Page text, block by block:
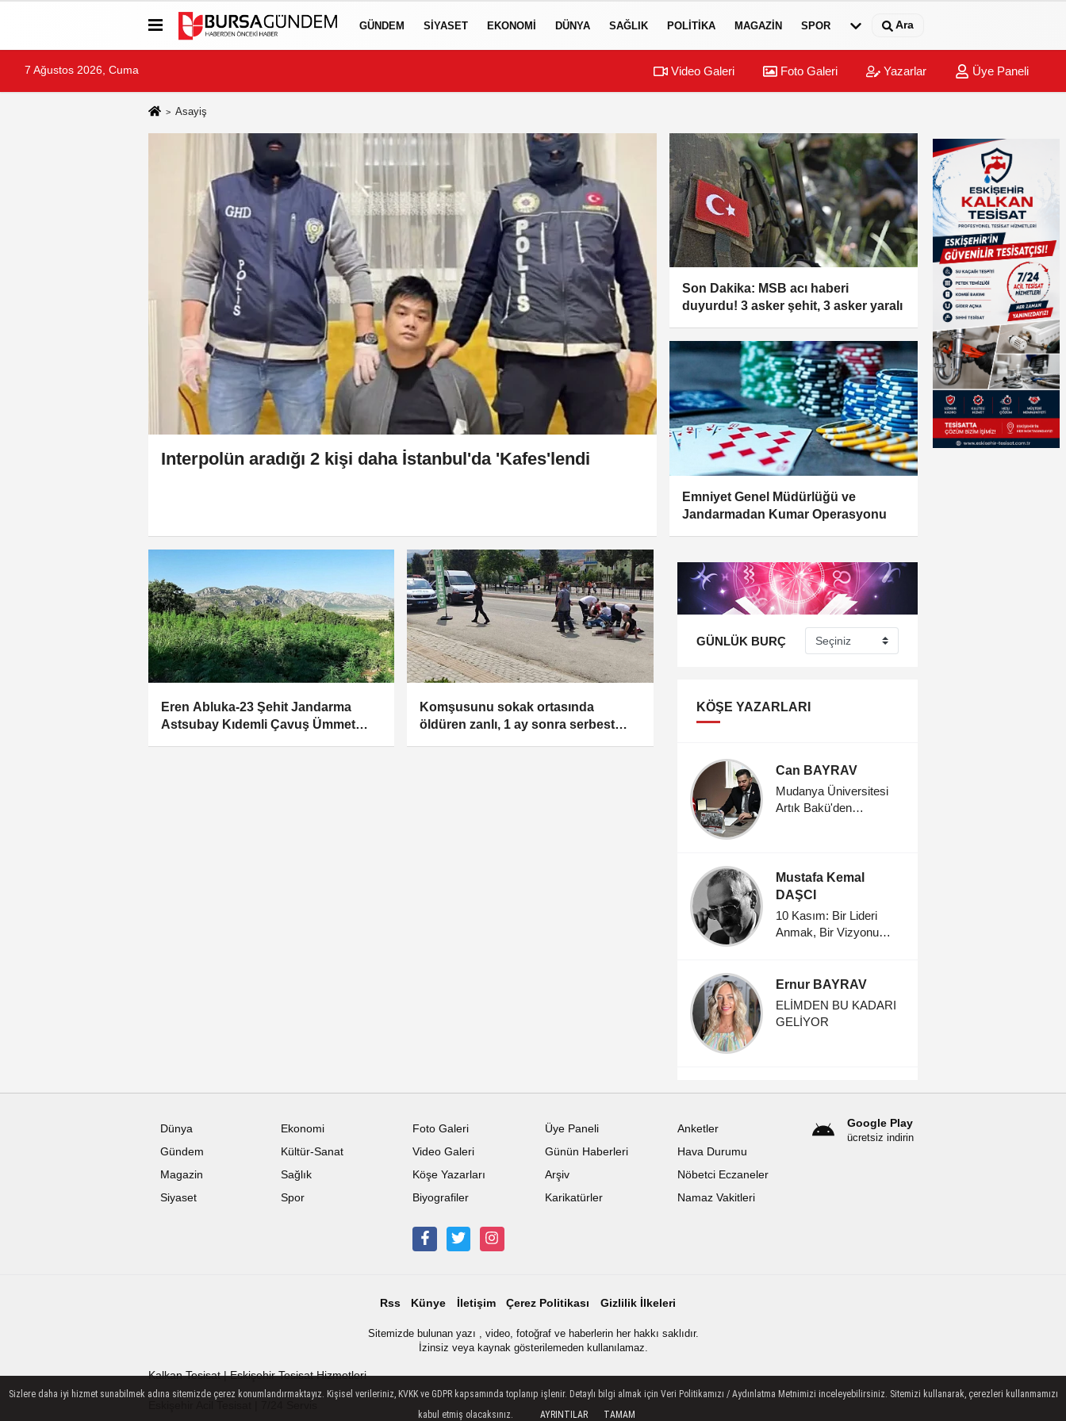
GÜNDEM SIYASET EKONOMI DÜNYA SAĞLIK POLITIKA MAGAZIN SPOR Ara
7 Ağustos 2026, Cuma Video Galeri Foto Galeri Yazarlar Üye Paneli
Asayiş
Interpolün aradığı 2 kişi daha İstanbul'da 'Kafes'lendi
Son Dakika: MSB acı haberi
duyurdu! 3 asker şehit, 3 asker yaralı
Emniyet Genel Müdürlüğü ve
Jandarmadan Kumar Operasyonu
Eren Abluka-23 Şehit Jandarma
Astsubay Kıdemli Çavuş Ümmet
Komşusunu sokak ortasında
öldüren zanlı, 1 ay sonra serbest
GÜNLÜK BURÇ
KÖŞE YAZARLARI
Can BAYRAV
Mudanya Üniversitesi
Artık Bakü'den
Mustafa Kemal
DAŞCI
10 Kasım: Bir Lideri
Anmak, Bir Vizyonu
Ernur BAYRAV
ELİMDEN BU KADARI
GELİYOR
Dünya
Ekonomi
Gündem
Kültür-Sanat
Magazin
Sağlık
Siyaset
Spor
Foto Galeri
Video Galeri
Köşe Yazarları
Biyografiler
Üye Paneli
Günün Haberleri
Arşiv
Karikatürler
Anketler
Hava Durumu
Nöbetci Eczaneler
Namaz Vakitleri
Google Play
ücretsiz indirin
Rss Künye İletişim Çerez Politikası Gizlilik İlkeleri
Sitemizde bulunan yazı , video, fotoğraf ve haberlerin her hakkı saklıdır.
İzinsiz veya kaynak gösterilemeden kullanılamaz.
Kalkan Tesisat | Eskişehir Tesisat Hizmetleri
Sizlere daha iyi hizmet sunabilmek adına sitemizde çerez konumlandırmaktayız. Kişisel verileriniz, KVKK ve GDPR kapsamında toplanıp işlenir. Detaylı bilgi almak için Veri Politikamızı / Aydınlatma Metnimizi inceleyebilirsiniz. Sitemizi kullanarak, çerezleri kullanmamızı
kabul etmiş olacaksınız.
AYRINTILAR TAMAM